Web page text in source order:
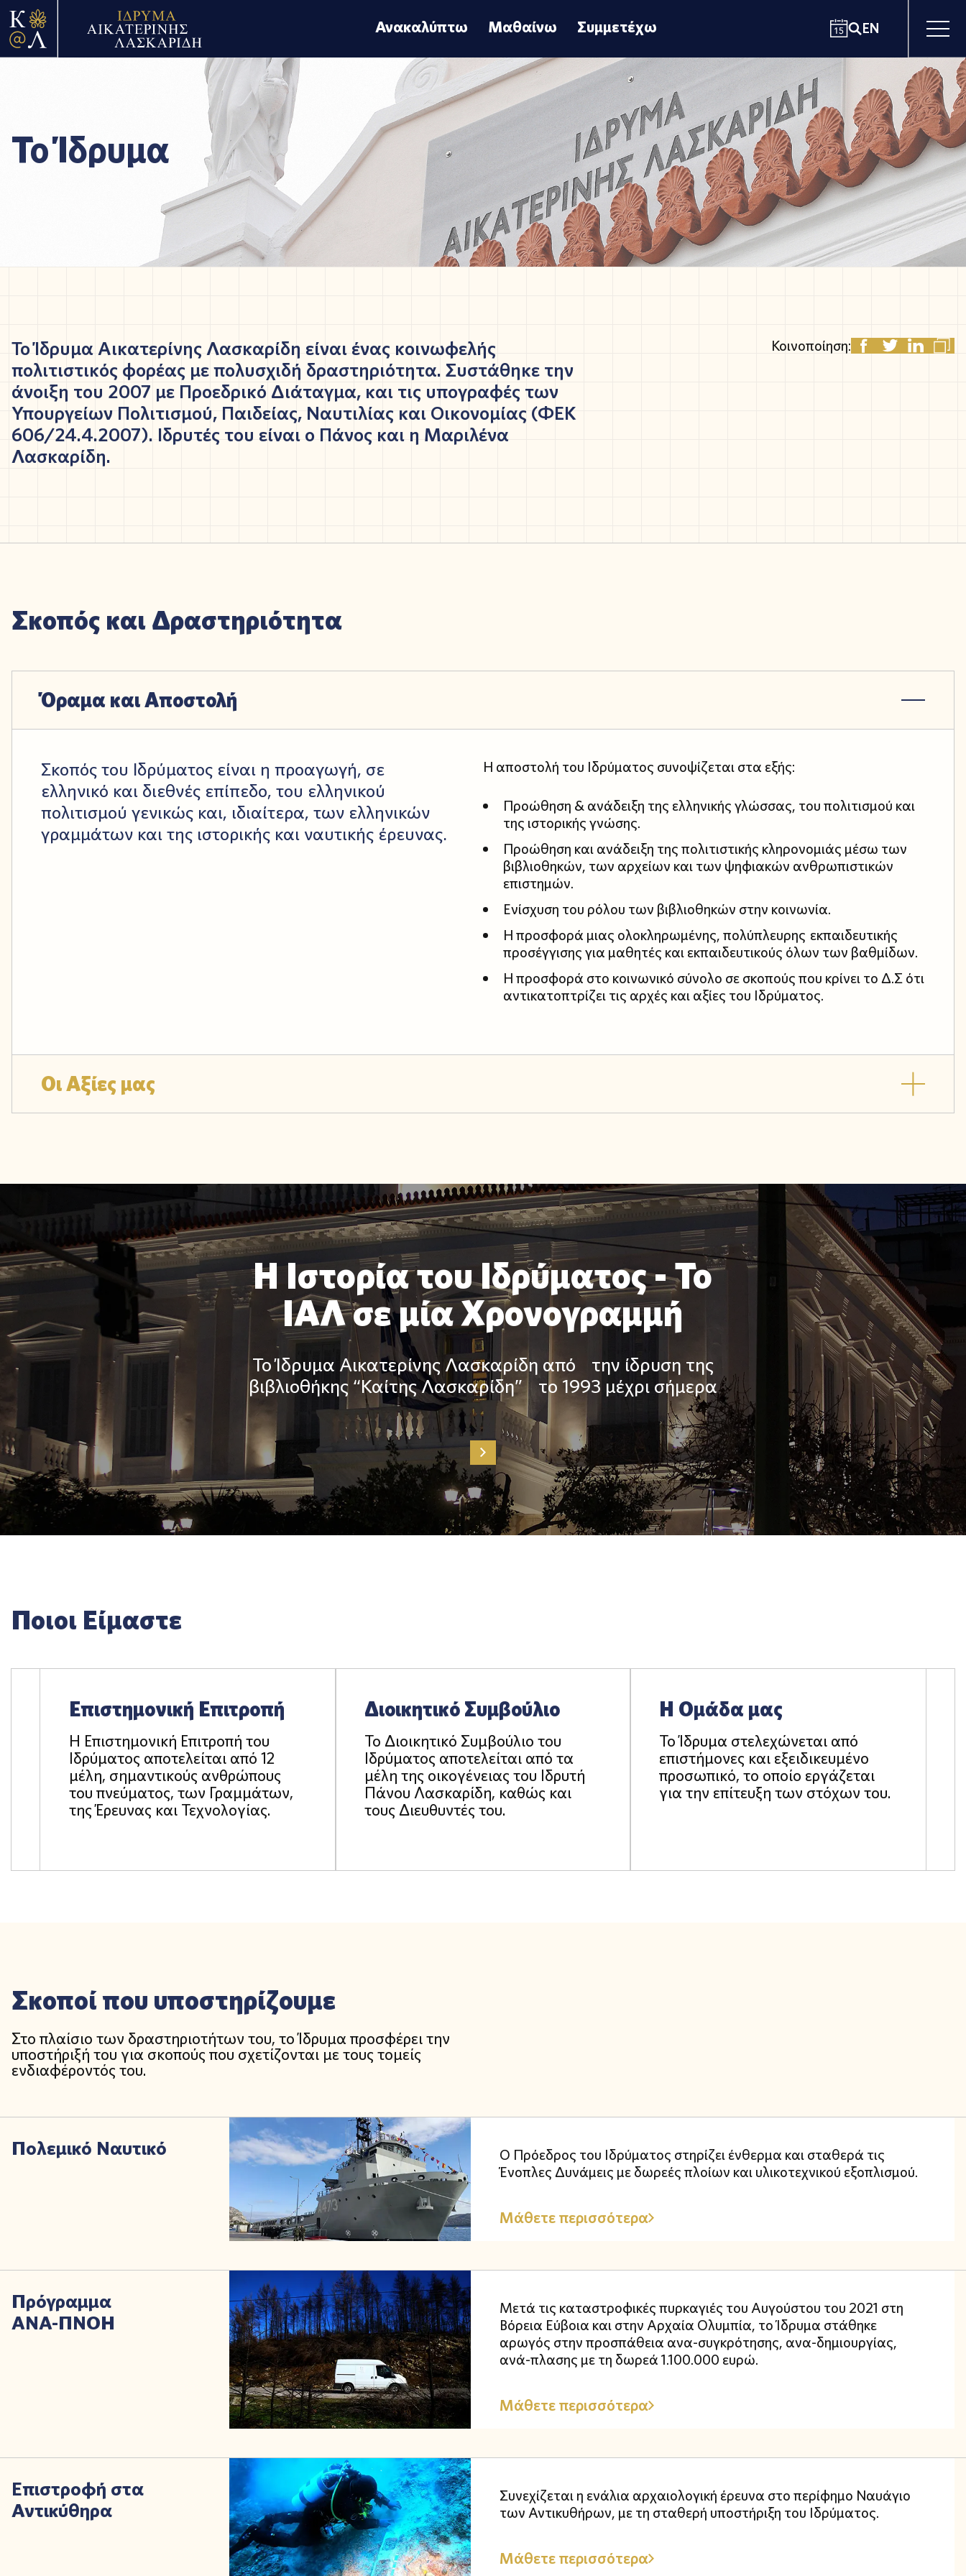
Ανακαλύπτω Μαθαίνω Συμμετέχω EN
Το Ίδρυμα
Το Ίδρυμα Αικατερίνης Λασκαρίδη είναι ένας κοινωφελής
πολιτιστικός φορέας με πολυσχιδή δραστηριότητα. Συστάθηκε την
άνοιξη του 2007 με Προεδρικό Διάταγμα, και τις υπογραφές των
Υπουργείων Πολιτισμού, Παιδείας, Ναυτιλίας και Οικονομίας (ΦΕΚ
606/24.4.2007). Ιδρυτές του είναι ο Πάνος και η Μαριλένα
Λασκαρίδη.
Κοινοποίηση:
Σκοπός και Δραστηριότητα
Όραμα και Αποστολή
Σκοπός του Ιδρύματος είναι η προαγωγή, σε
ελληνικό και διεθνές επίπεδο, του ελληνικού
πολιτισμού γενικώς και, ιδιαίτερα, των ελληνικών
γραμμάτων και της ιστορικής και ναυτικής έρευνας.
Η αποστολή του Ιδρύματος συνοψίζεται στα εξής:
Προώθηση & ανάδειξη της ελληνικής γλώσσας, του πολιτισμού και
της ιστορικής γνώσης.
Προώθηση και ανάδειξη της πολιτιστικής κληρονομιάς μέσω των
βιβλιοθηκών, των αρχείων και των ψηφιακών ανθρωπιστικών
επιστημών.
Ενίσχυση του ρόλου των βιβλιοθηκών στην κοινωνία.
Η προσφορά μιας ολοκληρωμένης, πολύπλευρης εκπαιδευτικής
προσέγγισης για μαθητές και εκπαιδευτικούς όλων των βαθμίδων.
Η προσφορά στο κοινωνικό σύνολο σε σκοπούς που κρίνει το Δ.Σ ότι
αντικατοπτρίζει τις αρχές και αξίες του Ιδρύματος.
Οι Αξίες μας
Η Ιστορία του Ιδρύματος - Το
ΙΑΛ σε μία Χρονογραμμή
Το Ίδρυμα Αικατερίνης Λασκαρίδη από την ίδρυση της
βιβλιοθήκης “Καίτης Λασκαρίδη” το 1993 μέχρι σήμερα
Ποιοι Είμαστε
Επιστημονική Επιτροπή
Η Επιστημονική Επιτροπή του
Ιδρύματος αποτελείται από 12
μέλη, σημαντικούς ανθρώπους
του πνεύματος, των Γραμμάτων,
της Έρευνας και Τεχνολογίας.
Διοικητικό Συμβούλιο
Το Διοικητικό Συμβούλιο του
Ιδρύματος αποτελείται από τα
μέλη της οικογένειας του Ιδρυτή
Πάνου Λασκαρίδη, καθώς και
τους Διευθυντές του.
Η Ομάδα μας
Το Ίδρυμα στελεχώνεται από
επιστήμονες και εξειδικευμένο
προσωπικό, το οποίο εργάζεται
για την επίτευξη των στόχων του.
Σκοποί που υποστηρίζουμε
Στο πλαίσιο των δραστηριοτήτων του, το Ίδρυμα προσφέρει την
υποστήριξή του για σκοπούς που σχετίζονται με τους τομείς
ενδιαφέροντός του.
Πολεμικό Ναυτικό
Ο Πρόεδρος του Ιδρύματος στηρίζει ένθερμα και σταθερά τις
Ένοπλες Δυνάμεις με δωρεές πλοίων και υλικοτεχνικού εξοπλισμού.
Μάθετε περισσότερα
Πρόγραμμα
ΑΝΑ-ΠΝΟΗ
Μετά τις καταστροφικές πυρκαγιές του Αυγούστου του 2021 στη
Βόρεια Εύβοια και στην Αρχαία Ολυμπία, το Ίδρυμα στάθηκε
αρωγός στην προσπάθεια ανα-συγκρότησης, ανα-δημιουργίας,
ανά-πλασης με τη δωρεά 1.100.000 ευρώ.
Μάθετε περισσότερα
Επιστροφή στα
Αντικύθηρα
Συνεχίζεται η ενάλια αρχαιολογική έρευνα στο περίφημο Ναυάγιο
των Αντικυθήρων, με τη σταθερή υποστήριξη του Ιδρύματος.
Μάθετε περισσότερα